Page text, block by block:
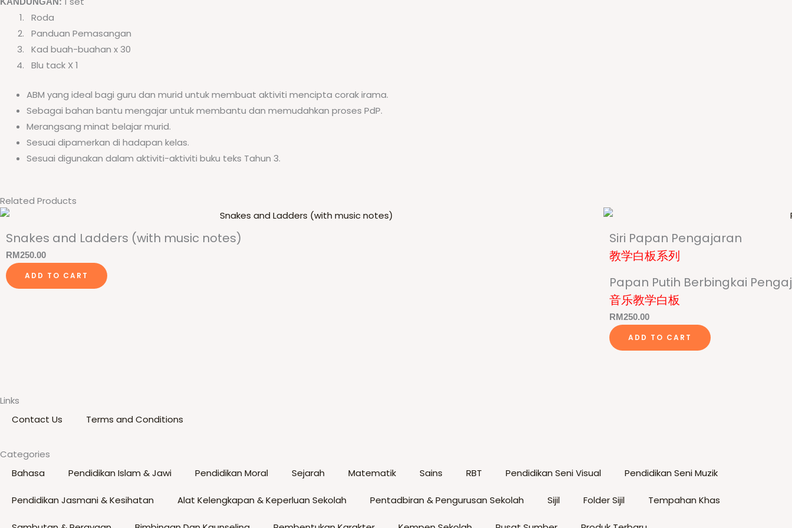
Roda
Panduan Pemasangan
Kad buah-buahan x 30
Blu tack X 1
ABM yang ideal bagi guru dan murid untuk membuat aktiviti mencipta corak irama.
Sebagai bahan bantu mengajar untuk membantu dan memudahkan proses PdP.
Merangsang minat belajar murid.
Sesuai dipamerkan di hadapan kelas.
Sesuai digunakan dalam aktiviti-aktiviti buku teks Tahun 3.
Related Products
Snakes and Ladders (with music notes)
RM250.00
ADD TO CART
Siri Papan Pengajaran
教学白板系列
Papan Putih Berbingkai
音乐教学白板
RM250.00
ADD TO CART
Links
Contact Us
Terms and Conditions
Categories
Bahasa
Pendidikan Islam & Jawi Pendidikan Moral Sejarah Matematik Sains RBT Pendidikan Seni Visual Pendidikan Seni Muzik
Pendidikan Jasmani & Kesihatan Alat Kelengkapan & Keperluan Sekolah Pentadbiran & Pengurusan Sekolah Sijil Folder Sijil Tempahan Khas